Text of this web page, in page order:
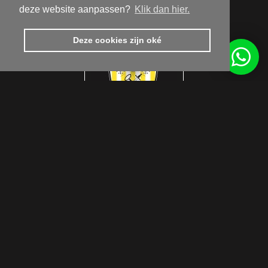
deze website aanpassen? Klik dan hier.
Deze cookies zijn oké